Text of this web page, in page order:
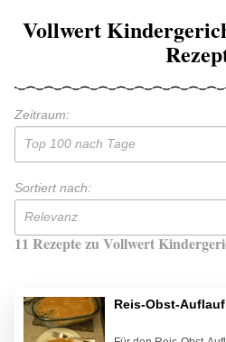
Vollwert
Zeitraum:
Top 100 nach Tage
Sortiert nach:
Relevanz
11 Rezepte zu Vollwert
Reis-Obst-Auflauf